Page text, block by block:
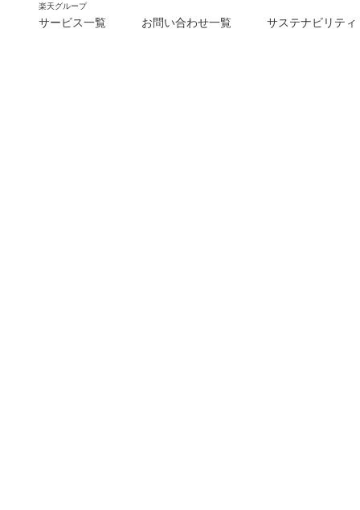
楽天グループ
サービス一覧 お問い合わせ一覧 サステナビリティ